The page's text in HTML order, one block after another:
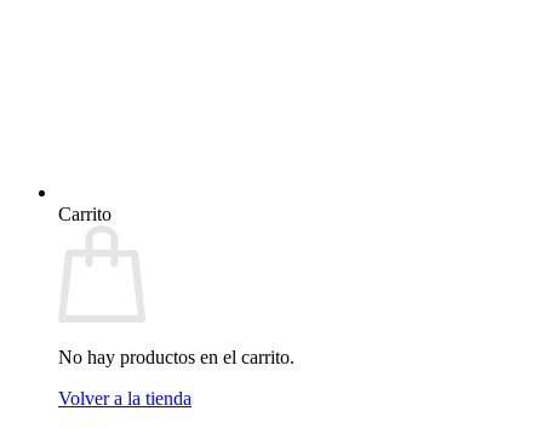
Carrito
No hay productos en el carrito.
Volver a la tienda